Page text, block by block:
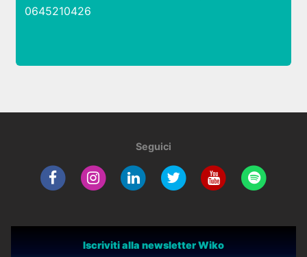
0645210426
Seguici
Iscriviti alla newsletter Wiko